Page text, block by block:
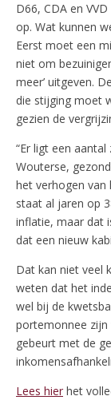
D66, CDA en
op. Wat kunnen
Eerst moet een
niet om
meer’ uitgeven.
die stijging moet
gezien de
“Er ligt een
Wouterse,
het verhogen van
staat al jaren op
inflatie, maar dat
dat een nieuw
Dat kan niet veel
weten dat het
wel bij de
portemonnee zijn
gebeurt met de
Lees hier het